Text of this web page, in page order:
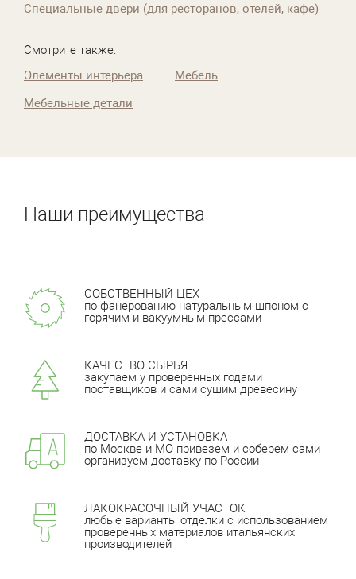
Специальные двери (для ресторанов, отелей, кафе)
Смотрите также:
Элементы интерьера
Мебель
Мебельные детали
Наши преимущества
СОБСТВЕННЫЙ ЦЕХ
по фанерованию натуральным шпоном с
горячим и вакуумным прессами
КАЧЕСТВО СЫРЬЯ
закупаем у проверенных годами
поставщиков и сами сушим древесину
ДОСТАВКА И УСТАНОВКА
по Москве и МО привезем и соберем сами
организуем доставку по России
ЛАКОКРАСОЧНЫЙ УЧАСТОК
любые варианты отделки с использованием
проверенных материалов итальянских
производителей